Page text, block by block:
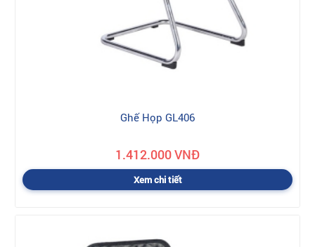
Ghế Họp GL406
1.412.000 VNĐ
Xem chi tiết